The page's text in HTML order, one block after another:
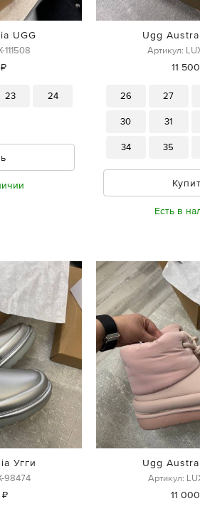
UGG
111508
23 24
Ugg
Артикул:
11
26 27
30 31
34 35
Есть в
Угги
98474
₽
Ugg
Артикул:
11